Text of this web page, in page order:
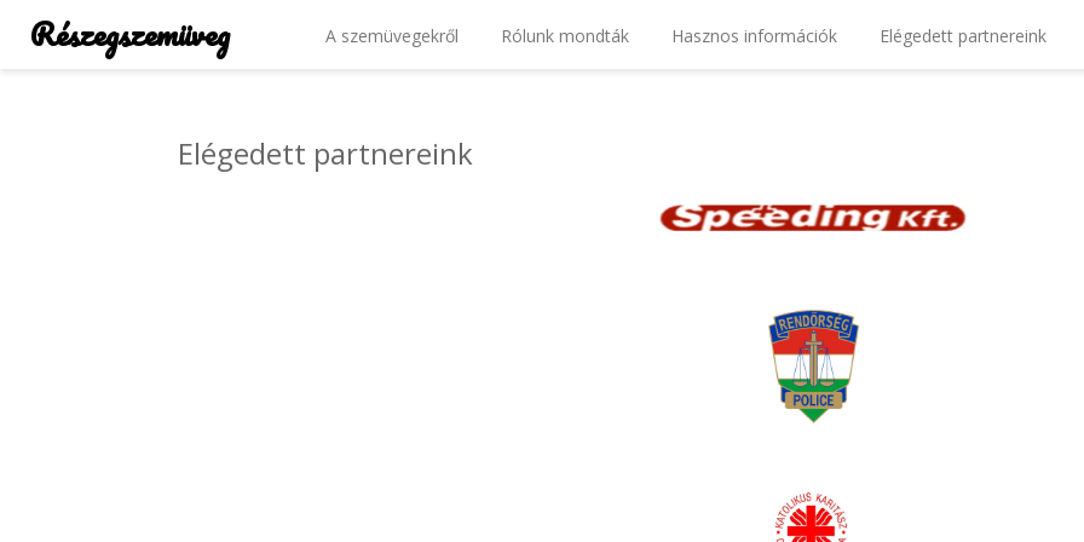
Részegszemüveg A szemüvegekről Rólunk mondták Hasznos információk Elégedett partnereink
Elégedett partnereink